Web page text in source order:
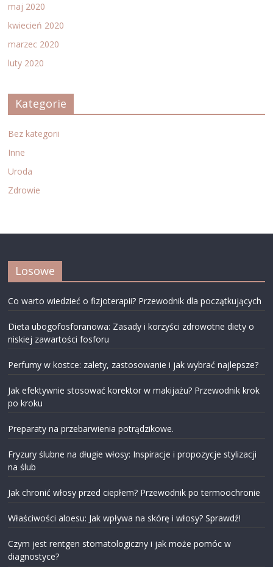
maj 2020
kwiecień 2020
marzec 2020
luty 2020
Kategorie
Bez kategorii
Inne
Uroda
Zdrowie
Losowe
Co warto wiedzieć o fizjoterapii? Przewodnik dla początkujących
Dieta ubogofosforanowa: Zasady i korzyści zdrowotne diety o
niskiej zawartości fosforu
Perfumy w kostce: zalety, zastosowanie i jak wybrać najlepsze?
Jak efektywnie stosować korektor w makijażu? Przewodnik krok
po kroku
Preparaty na przebarwienia potrądzikowe.
Fryzury ślubne na długie włosy: Inspiracje i propozycje stylizacji
na ślub
Jak chronić włosy przed ciepłem? Przewodnik po termoochronie
Właściwości aloesu: Jak wpływa na skórę i włosy? Sprawdź!
Czym jest rentgen stomatologiczny i jak może pomóc w
diagnostyce?